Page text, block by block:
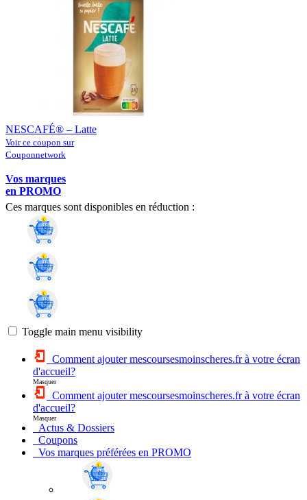
NESCAFÉ® – Latte
Voir ce coupon sur
Couponnetwork
Vos marques
en PROMO
Ces marques sont disponibles en réduction :
Toggle main menu visibility
Comment ajouter mescoursesmoinscheres.fr à votre écran
d'accueil?
Masquer
Comment ajouter mescoursesmoinscheres.fr à votre écran
d'accueil?
Masquer
Actus & Dossiers
Coupons
Vos marques préférées en PROMO